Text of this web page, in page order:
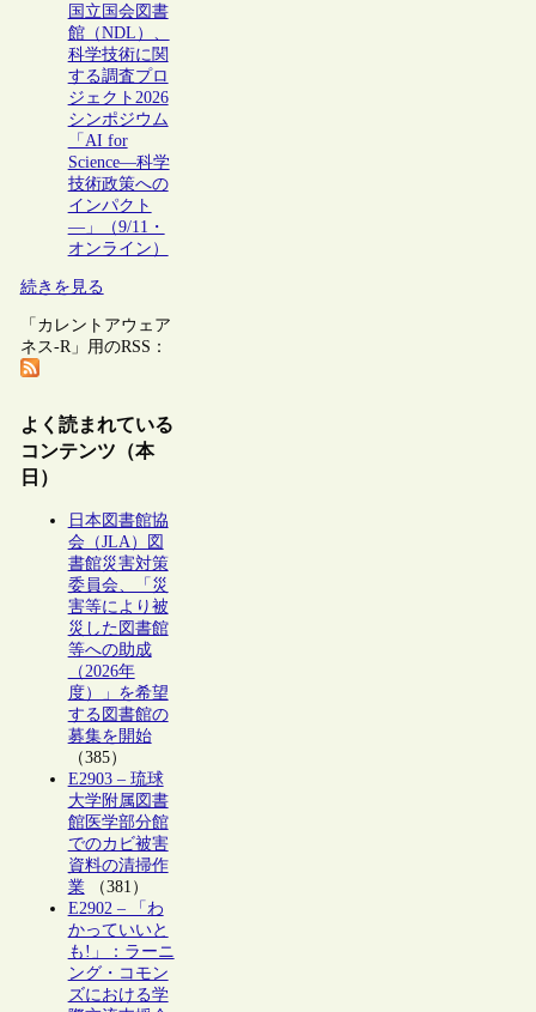
国立国会図書
館（NDL）、
科学技術に関
する調査プロ
ジェクト2026
シンポジウム
「AI for
Science―科学
技術政策への
インパクト
―」（9/11・
オンライン）
続きを見る
「カレントアウェア
ネス-R」用のRSS：
よく読まれている
コンテンツ（本
日）
日本図書館協
会（JLA）図
書館災害対策
委員会、「災
害等により被
災した図書館
等への助成
（2026年
度）」を希望
する図書館の
募集を開始
（385）
E2903 – 琉球
大学附属図書
館医学部分館
でのカビ被害
資料の清掃作
業（381）
E2902 – 「わ
かっていいと
も!」：ラーニ
ング・コモン
ズにおける学